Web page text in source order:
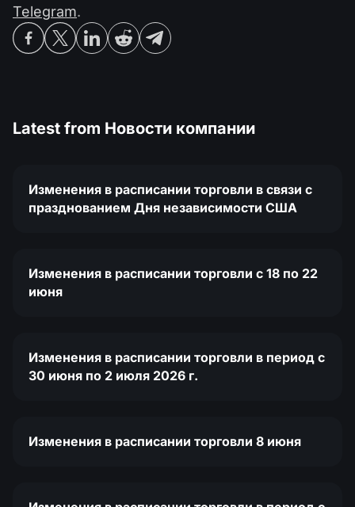
Telegram.
Latest from Новости компании
Изменения в расписании торговли в связи с
празднованием Дня независимости США
Изменения в расписании торговли c 18 по 22
июня
Изменения в расписании торговли в период с
30 июня по 2 июля 2026 г.
Изменения в расписании торговли 8 июня